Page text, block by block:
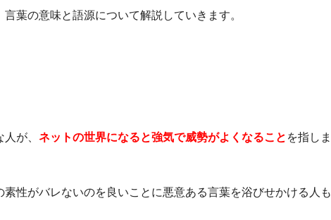
葉の意味と語源について解説していきます。
が、 ネットの世界になると強気で威勢がよくなること を指しま
性がバレないのを良いことに悪意ある言葉を浴びせかける人も